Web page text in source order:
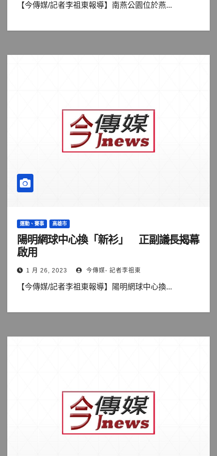
【今傳媒/記者李祖東報導】南燕公園位於燕...
運動、賽事 高雄市
陽明網球中心換「新衫」 正副議長揭幕
啟用
1 月 26, 2023 今傳媒- 記者李祖東
【今傳媒/記者李祖東報導】陽明網球中心換...